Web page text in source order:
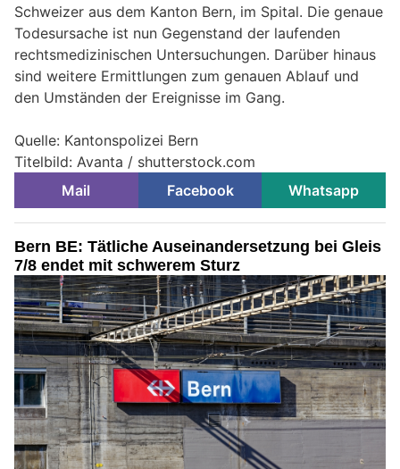
Schweizer aus dem Kanton Bern, im Spital. Die genaue
Todesursache ist nun Gegenstand der laufenden
rechtsmedizinischen Untersuchungen. Darüber hinaus
sind weitere Ermittlungen zum genauen Ablauf und
den Umständen der Ereignisse im Gang.
Quelle: Kantonspolizei Bern
Titelbild: Avanta / shutterstock.com
Mail
Facebook Whatsapp
Bern BE: Tätliche Auseinandersetzung bei Gleis
7/8 endet mit schwerem Sturz